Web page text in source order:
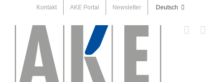
content
Kontakt AKE Portal Newsletter Deutsch